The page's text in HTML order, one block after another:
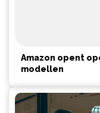
Amazon opent
modellen